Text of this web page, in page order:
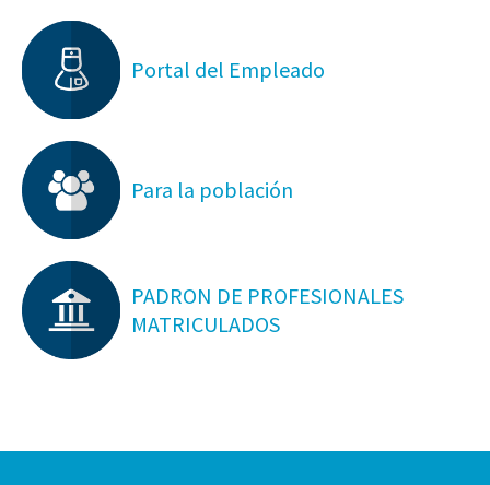
Portal del Empleado
Para la población
PADRON DE PROFESIONALES
MATRICULADOS